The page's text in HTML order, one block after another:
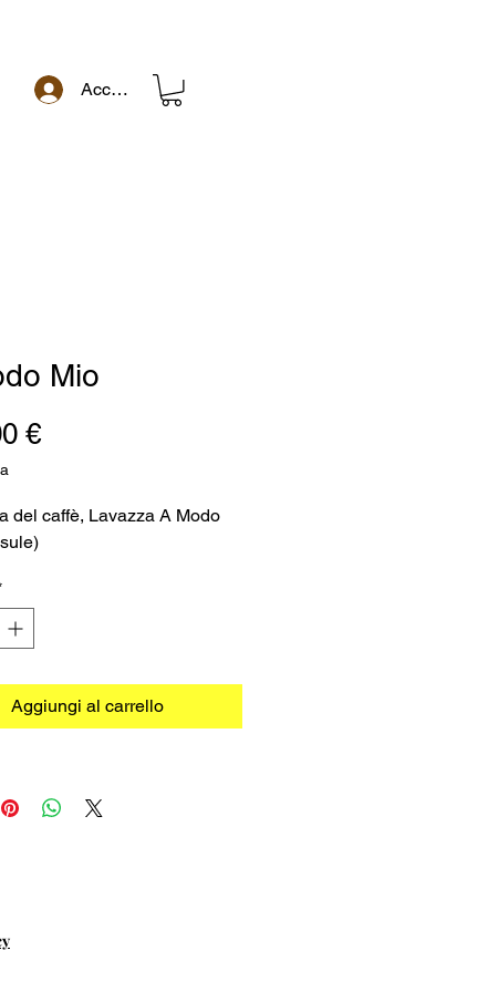
Accedi
Mio
€Prezzo
del caffè, Lavazza A Modo
Aggiungi al carrello